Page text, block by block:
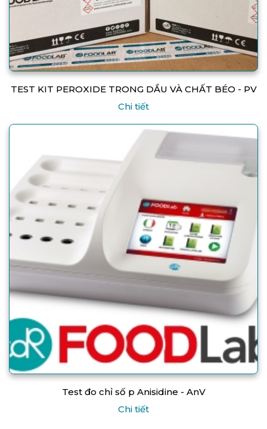
TEST KIT PEROXIDE TRONG DẦU VÀ CHẤT BÉO - PV
Chi tiết
Test đo chỉ số p Anisidine - AnV
Chi tiết